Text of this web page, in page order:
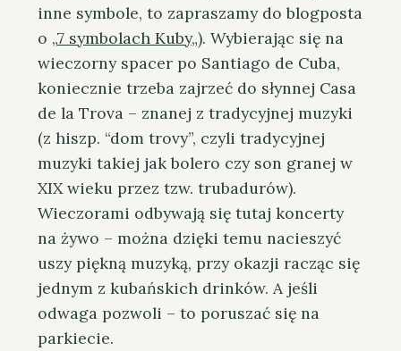
inne symbole, to zapraszamy do blogposta
o „7 symbolach Kuby„). Wybierając się na
wieczorny spacer po Santiago de Cuba,
koniecznie trzeba zajrzeć do słynnej Casa
de la Trova – znanej z tradycyjnej muzyki
(z hiszp. “dom trovy”, czyli tradycyjnej
muzyki takiej jak bolero czy son granej w
XIX wieku przez tzw. trubadurów).
Wieczorami odbywają się tutaj koncerty
na żywo – można dzięki temu nacieszyć
uszy piękną muzyką, przy okazji racząc się
jednym z kubańskich drinków. A jeśli
odwaga pozwoli – to poruszać się na
parkiecie.